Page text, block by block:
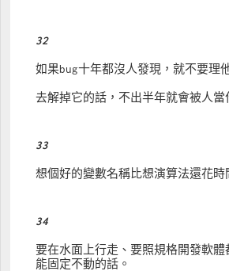
32
如果bug十年都沒人發現，就不要理
去解掉它的話，不出半年就會被人當
33
想個好的變數名稱比想演算法還花時
34
要在水面上行走、要照規格開發軟體
能固定不動的話。